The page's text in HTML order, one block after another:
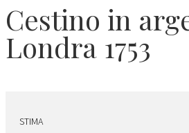
Cestino in
Londra 1753
STIMA